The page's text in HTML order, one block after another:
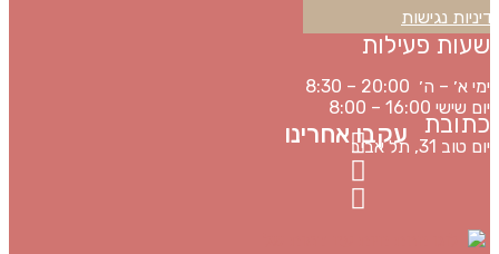
נגישות
שעות פעילות
ימי א׳ – ה׳ 20:00 – 8:30
יום שישי 16:00 – 8:00
כתובת
יום טוב 31, תל אביב עקבו אחרינו